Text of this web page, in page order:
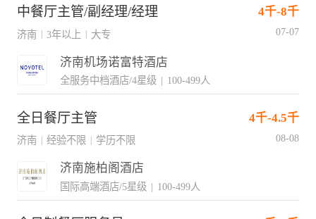
中餐厅主管/副经理/经理 4千-8千
济南 3年以上 大专 07-07
济南机场诺富特酒店
全服务中档酒店/4星级 | 100-499人
全日餐厅主管 4千-4.5千
济南 | 经验不限 | 学历不限 08-08
济南施柏阁酒店
国际高端酒店/5星级 | 100-499人